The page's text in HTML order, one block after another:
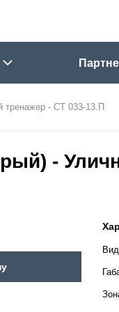
тренажер - СТ 033-13.П
-